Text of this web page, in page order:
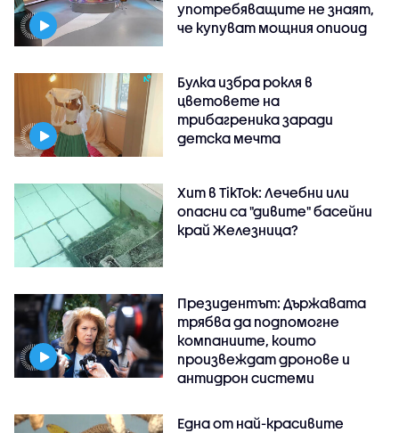
употребяващите не знаят,
че купуват мощния опиоид
Булка избра рокля в
цветовете на
трибагреника заради
детска мечта
Хит в TikTok: Лечебни или
опасни са "дивите" басейни
край Железница?
Президентът: Държавата
трябва да подпомогне
компаниите, които
произвеждат дронове и
антидрон системи
Една от най-красивите